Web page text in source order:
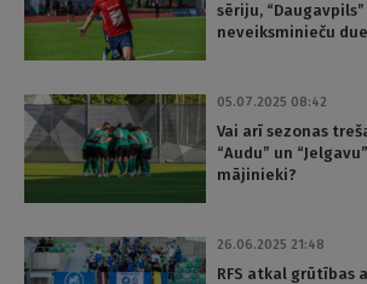
sēriju,
neveiksminieču
05.07.2025 08:42
Vai arī sezonas
“Audu” un
mājinieki?
26.06.2025 21:48
RFS atkal grūtības